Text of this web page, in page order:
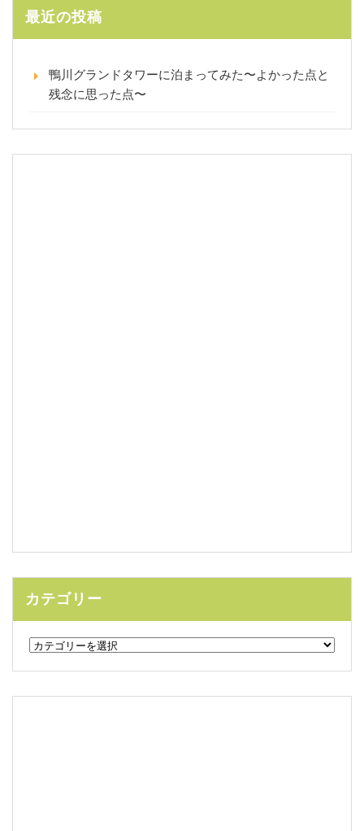
最近の投稿
鴨川グランドタワーに泊まってみた〜よかった点と
残念に思った点〜
カテゴリー
カ
リ